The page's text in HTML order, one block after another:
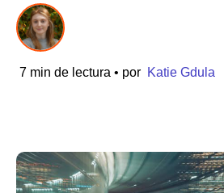
Sector
Servicios financieros
Telecomunicaciones
7 min de lectura • por Katie Gdula